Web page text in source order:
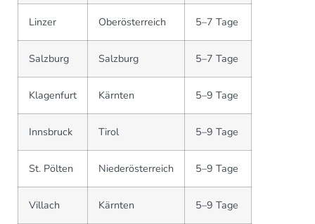
Linzer Oberösterreich 5–7 Tage
Salzburg Salzburg 5–7 Tage
Klagenfurt Kärnten 5–9 Tage
Innsbruck Tirol 5–9 Tage
St. Pölten Niederösterreich 5–9 Tage
Villach Kärnten 5–9 Tage